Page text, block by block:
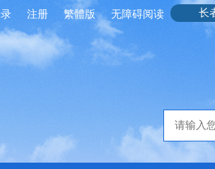
长
注册 繁體版 无障碍阅读